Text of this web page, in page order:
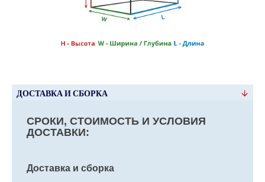
ДОСТАВКА И СБОРКА
СРОКИ, СТОИМОСТЬ И УСЛОВИЯ
ДОСТАВКИ:
Доставка и сборка